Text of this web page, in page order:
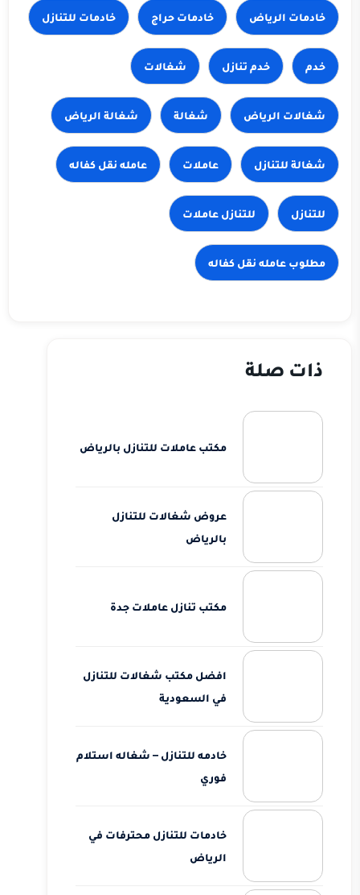
خادمات الرياض خادمات حراج خادمات للتنازل
خدم خدم تنازل شغالات
شغالات الرياض شغالة شغالة الرياض
شغالة للتنازل عاملات عامله نقل كفاله
للتنازل للتنازل عاملات
مطلوب عامله نقل كفاله
ذات صلة
مكتب عاملات للتنازل بالرياض
عروض شغالات للتنازل
بالرياض
مكتب تنازل عاملات جدة
افضل مكتب شغالات للتنازل
في السعودية
خادمه للتنازل – شغاله استلام
فوري
خادمات للتنازل محترفات في
الرياض